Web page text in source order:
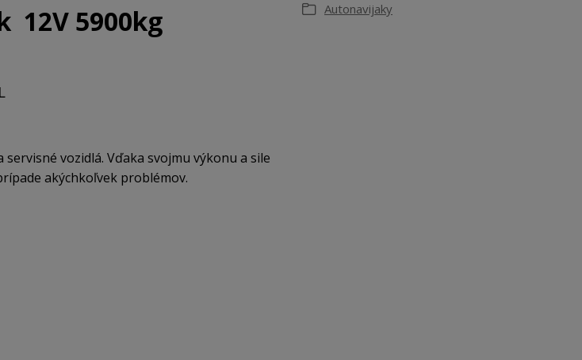
12V 5900kg
vozidlá. Vďaka svojmu výkonu a sile
akýchkoľvek problémov.
Autonavijaky